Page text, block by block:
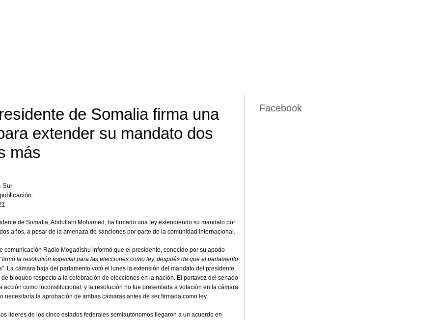
de Somalia firma una
extender su mandato dos
más
Sur
de Somalia, Abdullahi Mohamed, ha firmado una ley extendiendo su mandato por
años, a pesar de la amenaza de sanciones por parte de la comunidad internacional.
comunicación Radio Mogadishu informó que el presidente, conocido por su apodo
firmó la resolución especial para las elecciones como ley, después de que el parlamento
”. La cámara baja del parlamento votó el lunes la extensión del mandato del presidente,
de bloqueo respecto a la celebración de elecciones en la nación. El portavoz del senado
acción como inconstitucional, y la resolución no fue presentada a votación en la cámara
necesitaría la aprobación de ambas cámaras antes de ser firmada como ley.
líderes de los cinco estados federales semiautónomos llegaron a un acuerdo en
Facebook